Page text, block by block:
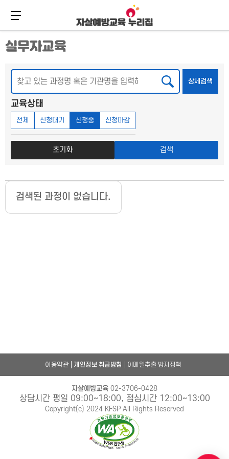
주
메
뉴
본
문
바
메뉴 버튼
실무자교육
검색
상세검색
교육상태
전체 신청대기 신청중 신청마감
초기화 검색
검색된 과정이 없습니다.
이용약관 개인정보 취급방침 이메일추출 방지정책
자살예방교육 02-3706-0428
상담시간 평일 09:00~18:00, 점심시간 12:00~13:00
Copyright(c) 2024 KFSP All Rights Reserved